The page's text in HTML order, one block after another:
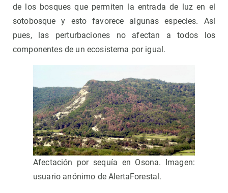
de los bosques que permiten la entrada de luz en el
sotobosque y esto favorece algunas especies. Así
pues, las perturbaciones no afectan a todos los
componentes de un ecosistema por igual.
Afectación por sequía en Osona. Imagen:
usuario anónimo de AlertaForestal.